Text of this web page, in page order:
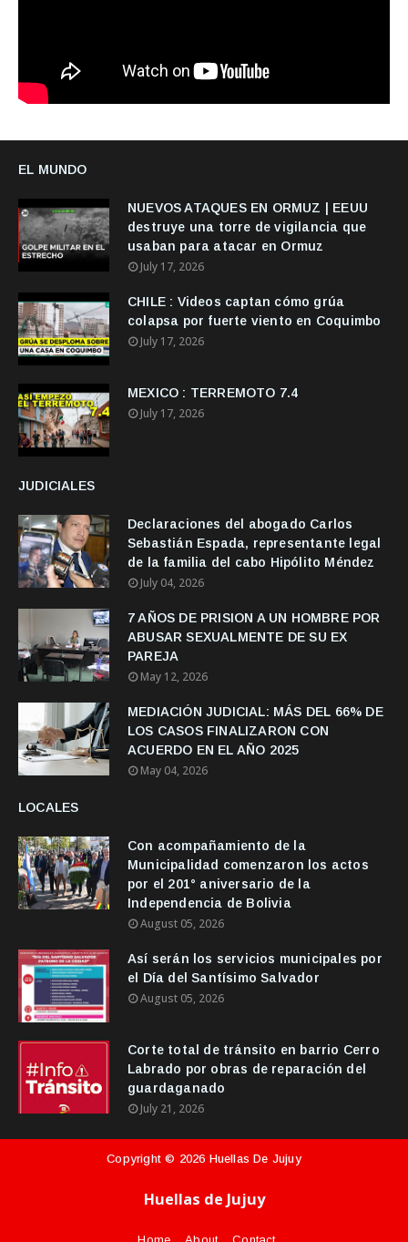
EL MUNDO
NUEVOS ATAQUES EN ORMUZ | EEUU
destruye una torre de vigilancia que
usaban para atacar en Ormuz
July 17, 2026
CHILE : Videos captan cómo grúa
colapsa por fuerte viento en Coquimbo
July 17, 2026
MEXICO : TERREMOTO 7.4
July 17, 2026
JUDICIALES
Declaraciones del abogado Carlos
Sebastián Espada, representante legal
de la familia del cabo Hipólito Méndez
July 04, 2026
7 AÑOS DE PRISION A UN HOMBRE POR
ABUSAR SEXUALMENTE DE SU EX
PAREJA
May 12, 2026
MEDIACIÓN JUDICIAL: MÁS DEL 66% DE
LOS CASOS FINALIZARON CON
ACUERDO EN EL AÑO 2025
May 04, 2026
LOCALES
Con acompañamiento de la
Municipalidad comenzaron los actos
por el 201° aniversario de la
Independencia de Bolivia
August 05, 2026
Así serán los servicios municipales por
el Día del Santísimo Salvador
August 05, 2026
Corte total de tránsito en barrio Cerro
Labrado por obras de reparación del
guardaganado
July 21, 2026
Copyright © 2026 Huellas De Jujuy
Huellas de Jujuy